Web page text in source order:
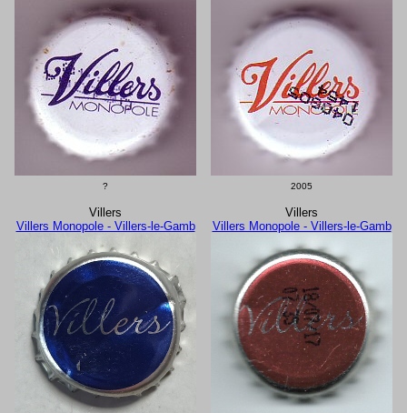
? 2005
Villers
Villers Monopole - Villers-le-Gamb
Villers
Villers Monopole - Villers-le-Gamb